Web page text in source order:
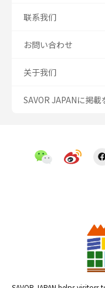
联系我们
お問い合わせ
关于我们
SAVOR JAPANに掲